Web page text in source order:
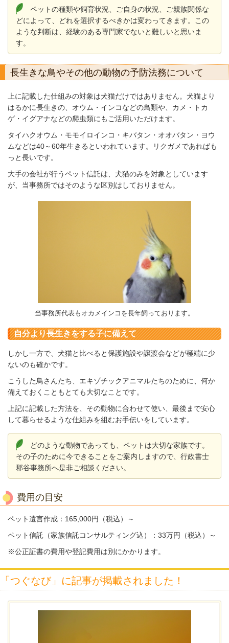
ペットの種類や飼育状況、ご自身の状況、ご親族関係な
どによって、どれを選択するべきかは変わってきます。この
ような判断は、経験のある専門家でないと難しいと思いま
す。
長生きな鳥やその他の動物の予防法務について
上に記載した仕組みの対象は犬猫だけではありません。犬猫より
はるかに長生きの、オウム・インコなどの鳥類や、カメ・トカ
ゲ・イグアナなどの爬虫類にもご活用いただけます。
タイハクオウム・モモイロインコ・キバタン・オオバタン・ヨウ
ムなどは40～60年生きるといわれています。リクガメであればも
っと長いです。
大手の会社が行うペット信託は、犬猫のみを対象としています
が、当事務所ではそのような区別はしておりません。
当事務所代表もオカメインコを長年飼っております。
自分より長生きをする子に備えて
しかし一方で、犬猫と比べると保護施設や譲渡会などが極端に少
ないのも確かです。
こうした鳥さんたち、エキゾチックアニマルたちのために、何か
備えておくこともとても大切なことです。
上記に記載した方法を、その動物に合わせて使い、最後まで安心
して暮らせるような仕組みを組むお手伝いをしています。
どのような動物であっても、ペットは大切な家族です。
その子のために今できることをご案内しますので、行政書士
郡谷事務所へ是非ご相談ください。
費用の目安
ペット遺言作成：165,000円（税込）～
ペット信託（家族信託コンサルティング込）：33万円（税込）～
※公正証書の費用や登記費用は別にかかります。
「つぐなび」に記事が掲載されました！